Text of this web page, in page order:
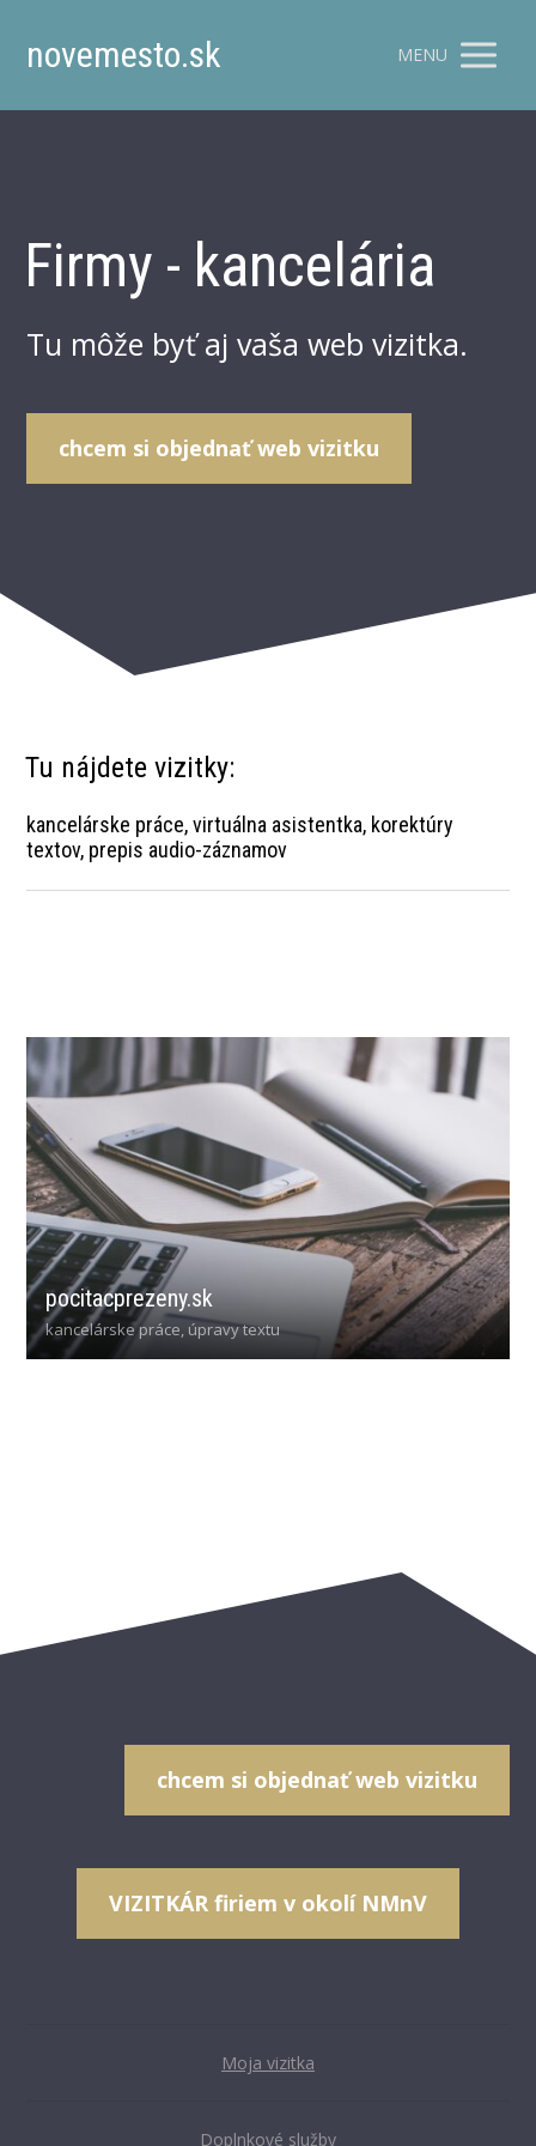
novemesto.sk MENU
Firmy - kancelária
Tu môže byť aj vaša web vizitka.
chcem si objednať web vizitku
Tu nájdete vizitky:
kancelárske práce, virtuálna asistentka, korektúry
textov, prepis audio-záznamov
pocitacprezeny.sk
kancelárske práce, úpravy textu
chcem si objednať web vizitku
VIZITKÁR firiem v okolí NMnV
Moja vizitka
Doplnkové služby